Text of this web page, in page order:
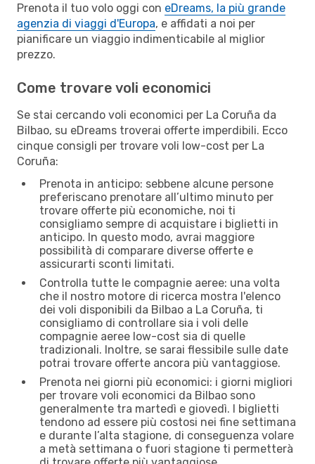
Prenota il tuo volo oggi con eDreams, la più grande
agenzia di viaggi d'Europa, e affidati a noi per
pianificare un viaggio indimenticabile al miglior
prezzo.
Come trovare voli economici
Se stai cercando voli economici per La Coruña da
Bilbao, su eDreams troverai offerte imperdibili. Ecco
cinque consigli per trovare voli low-cost per La
Coruña:
Prenota in anticipo: sebbene alcune persone
preferiscano prenotare all’ultimo minuto per
trovare offerte più economiche, noi ti
consigliamo sempre di acquistare i biglietti in
anticipo. In questo modo, avrai maggiore
possibilità di comparare diverse offerte e
assicurarti sconti limitati.
Controlla tutte le compagnie aeree: una volta
che il nostro motore di ricerca mostra l'elenco
dei voli disponibili da Bilbao a La Coruña, ti
consigliamo di controllare sia i voli delle
compagnie aeree low-cost sia di quelle
tradizionali. Inoltre, se sarai flessibile sulle date
potrai trovare offerte ancora più vantaggiose.
Prenota nei giorni più economici: i giorni migliori
per trovare voli economici da Bilbao sono
generalmente tra martedì e giovedì. I biglietti
tendono ad essere più costosi nei fine settimana
e durante l’alta stagione, di conseguenza volare
a metà settimana o fuori stagione ti permetterà